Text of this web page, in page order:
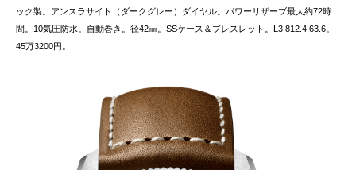
ック製。アンスラサイト（ダークグレー）ダイヤル。パワーリザーブ最大約72時
間。10気圧防水。自動巻き。径42㎜。SSケース＆ブレスレット。L3.812.4.63.6。
45万3200円。